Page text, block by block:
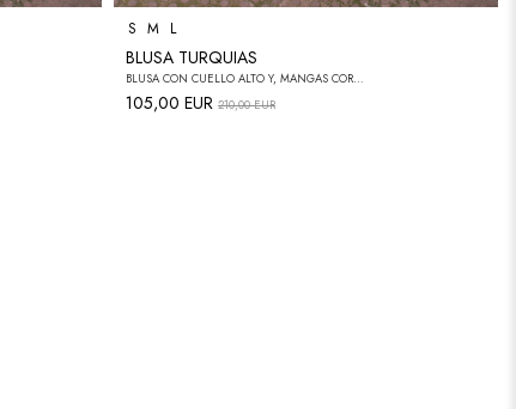
BLUSA TURQUIAS
BLUSA CON CUELLO ALTO Y, MANGAS CORTAS ABULLONADAS CON ELÁSTICO
105,00 EUR 210,00 EUR
S M L